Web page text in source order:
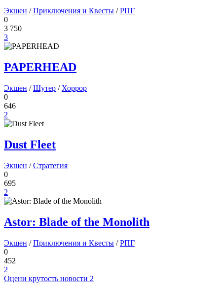
Экшен /Приключения и Квесты /РПГ
0
3 750
3
PAPERHEAD
Экшен /Шутер / Хоррор
0
646
2
Dust Fleet
Экшен /Стратегия
0
695
2
Astor: Blade of the Monolith
Экшен /Приключения и Квесты /РПГ
0
452
2
Оцени крутость новости 2